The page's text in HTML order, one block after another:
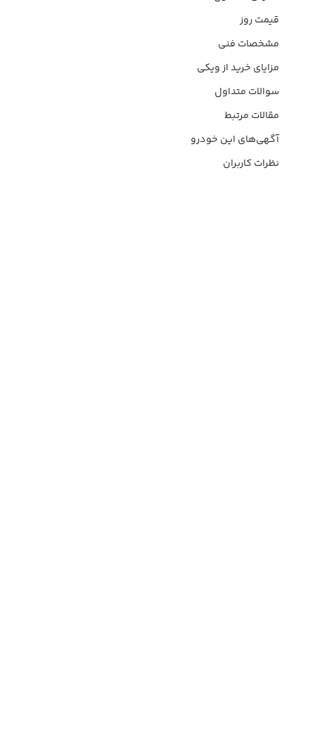
قیمت روز
مشخصات فنی
مزایای خرید از ویکی
سوالات متداول
مقالات مرتبط
آگهی‌های این خودرو
نظرات کاربران